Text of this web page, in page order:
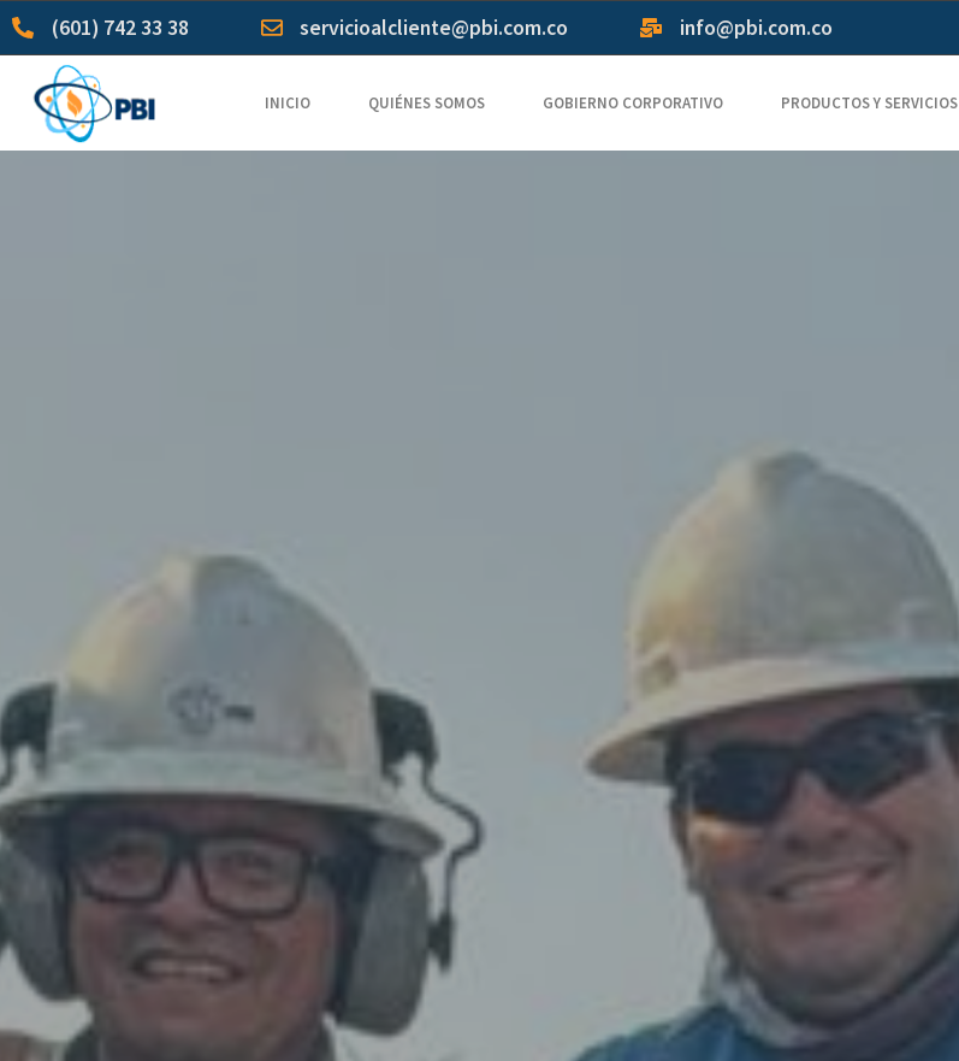
(601) 742 33 38 servicioalcliente@pbi.com.co info@pbi.com.co
INICIO QUIÉNES SOMOS GOBIERNO CORPORATIVO PRODUCTOS Y SERVICIOS